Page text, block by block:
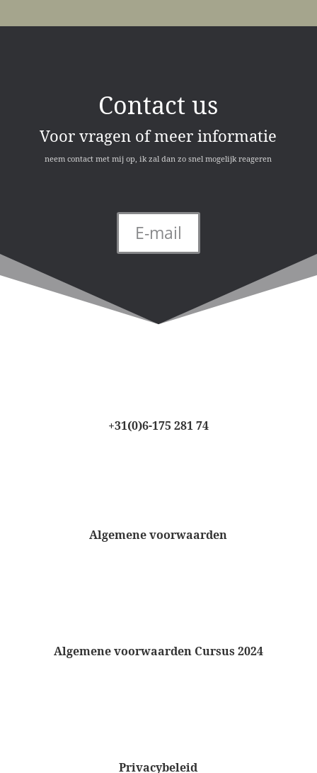
Contact us
Voor vragen of meer informatie
neem contact met mij op, ik zal dan zo snel mogelijk reageren
E-mail
+31(0)6-175 281 74
Algemene voorwaarden
Algemene voorwaarden Cursus 2024
Privacybeleid